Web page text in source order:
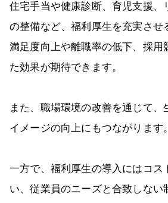
住宅手当や健康診断、育児支援、
の整備など、福利厚生を充実させ
満足度向上や離職率の低下、採用
た効果が期待できます。
また、職場環境の改善を通じて、
イメージの向上にもつながります。
一方で、福利厚生の導入にはコス
い、従業員のニーズと合致しない